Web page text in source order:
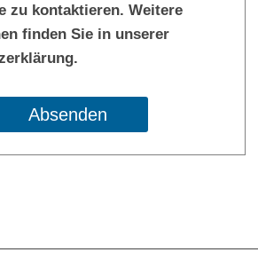
zu kontaktieren. Weitere
finden Sie in unserer
Absenden